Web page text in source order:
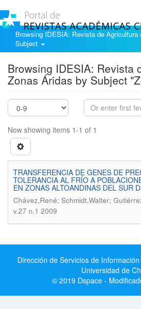
Browsing IDESIA: Revista de Agricultura
Subject
Browsing IDESIA: Revista
Zonas Áridas by Subject
Now showing items 1-1 of 1
TRANSFERENCIA DE GENES DE
TOLERANCIA AL FRÍO A
EN ZONAS ALTOANDINAS DEL SUR
Chávez,René; Schmidt,Walter;
v.27 n.1 2009
Dirección de Servicios de
Universidad de
© 2019 Dspace -